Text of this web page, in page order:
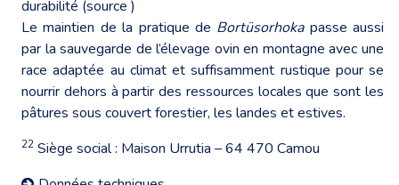
durabilité (source )
Le maintien de la pratique de Bortüsorhokapasse aussi
par la sauvegarde de l’élevage ovin en montagne avec une
race adaptée au climat et suffisamment rustique pour se
nourrir dehors à partir des ressources locales que sont les
pâtures sous couvert forestier, les landes et estives.
22 Siège social : Maison Urrutia – 64 470 Camou